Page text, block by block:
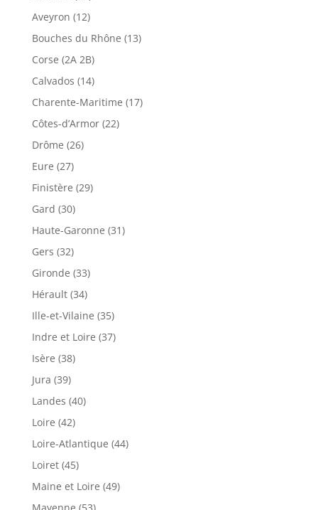
Aveyron (12)
Bouches du Rhône (13)
Corse (2A 2B)
Calvados (14)
Charente-Maritime (17)
Côtes-d’Armor (22)
Drôme (26)
Eure (27)
Finistère (29)
Gard (30)
Haute-Garonne (31)
Gers (32)
Gironde (33)
Hérault (34)
Ille-et-Vilaine (35)
Indre et Loire (37)
Isère (38)
Jura (39)
Landes (40)
Loire (42)
Loire-Atlantique (44)
Loiret (45)
Maine et Loire (49)